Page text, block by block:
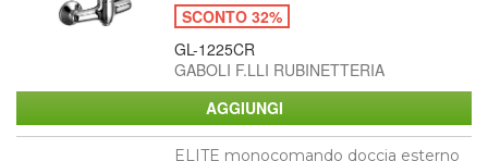
SCONTO 32%
GL-1225CR
GABOLI F.LLI RUBINETTERIA
ELITE monocomando doccia esterno